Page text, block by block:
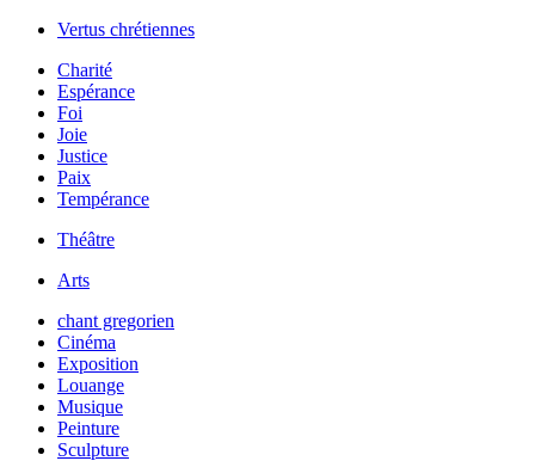
Vertus chrétiennes
Charité
Espérance
Foi
Joie
Justice
Paix
Tempérance
Théâtre
Arts
chant gregorien
Cinéma
Exposition
Louange
Musique
Peinture
Sculpture